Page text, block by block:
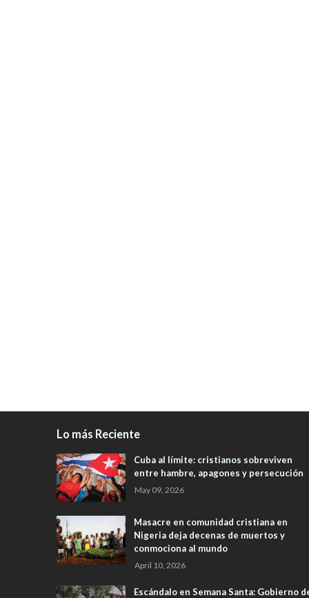
Lo más Reciente
Cuba al límite: cristianos sobreviven
entre hambre, apagones y persecución
May 09, 2026
Masacre en comunidad cristiana en
Nigeria deja decenas de muertos y
conmociona al mundo
April 10, 2026
Escándalo en Semana Santa: Gobierno